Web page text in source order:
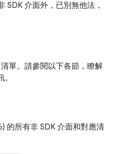
SDK 介面外，已別無他法，
單。請參閱以下各節，瞭解
的所有非 SDK 介面和對應清